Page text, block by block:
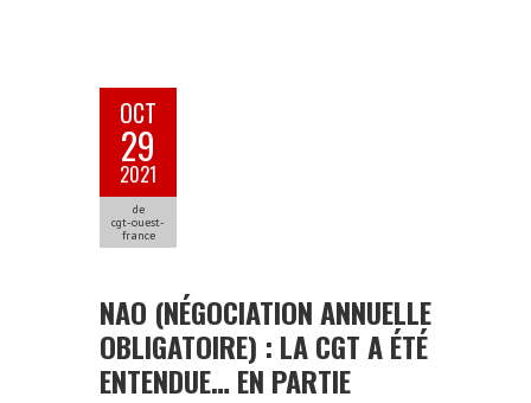
OCT
29
2021
de
cgt-ouest-
france
NAO (NÉGOCIATION ANNUELLE
OBLIGATOIRE) : LA CGT A ÉTÉ
ENTENDUE… EN PARTIE